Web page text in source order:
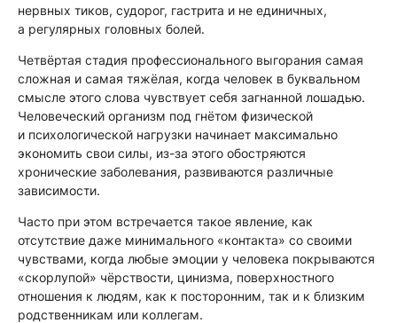
нервных тиков, судорог, гастрита и не единичных,
а регулярных головных болей.
Четвёртая стадия профессионального выгорания самая
сложная и самая тяжёлая, когда человек в буквальном
смысле этого слова чувствует себя загнанной лошадью.
Человеческий организм под гнётом физической
и психологической нагрузки начинает максимально
экономить свои силы, из-за этого обостряются
хронические заболевания, развиваются различные
зависимости.
Часто при этом встречается такое явление, как
отсутствие даже минимального «контакта» со своими
чувствами, когда любые эмоции у человека покрываются
«скорлупой» чёрствости, цинизма, поверхностного
отношения к людям, как к посторонним, так и к близким
родственникам или коллегам.